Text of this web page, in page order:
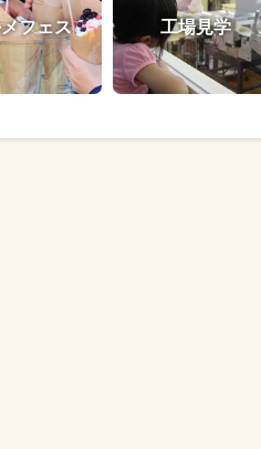
フェス 工場見学